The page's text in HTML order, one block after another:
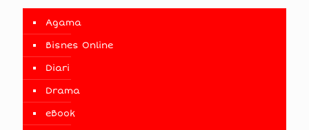
Agama
Bisnes Online
Diari
Drama
eBook